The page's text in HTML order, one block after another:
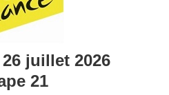
juillet 2026
21